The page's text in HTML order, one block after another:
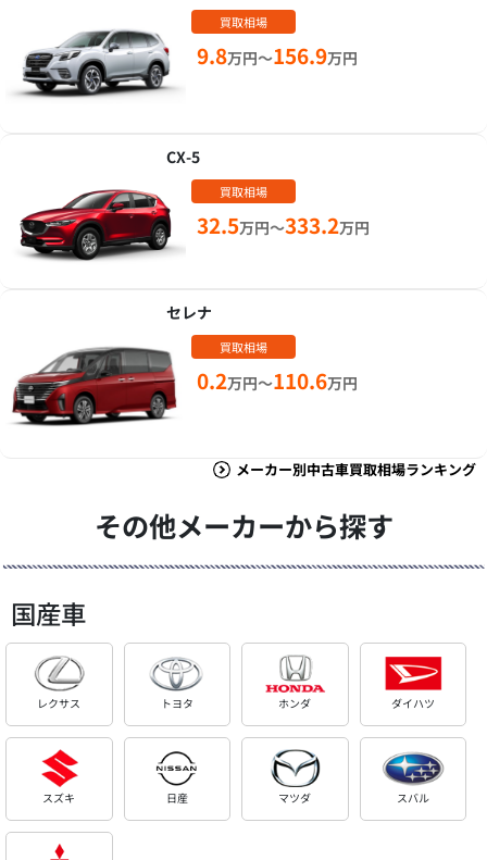
買取相場
9.8万円～156.9万円
CX-5
買取相場
32.5万円～333.2万円
セレナ
買取相場
0.2万円～110.6万円
メーカー別中古車買取相場ランキング
その他メーカーから探す
国産車
レクサス トヨタ ホンダ ダイハツ
スズキ 日産 マツダ スバル